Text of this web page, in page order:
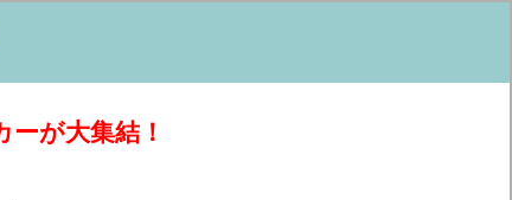
が大集結！